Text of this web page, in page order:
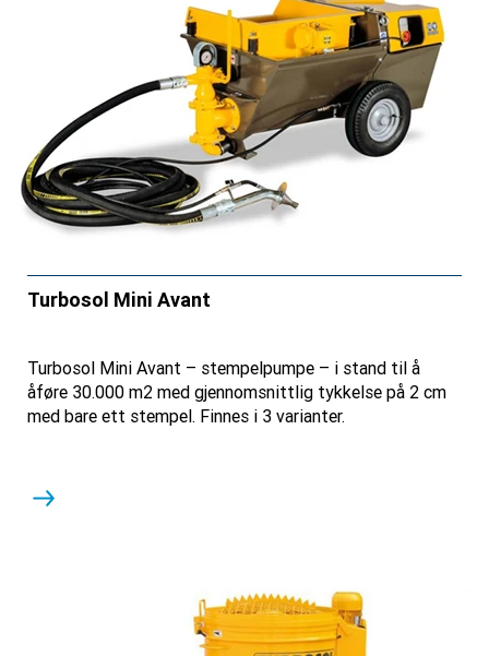
Turbosol Mini Avant
Turbosol Mini Avant – stempelpumpe – i stand til å
åføre 30.000 m2 med gjennomsnittlig tykkelse på 2 cm
med bare ett stempel. Finnes i 3 varianter.